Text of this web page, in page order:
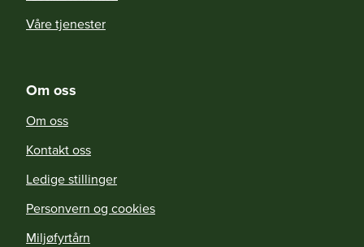
Våre tjenester
Om oss
Om oss
Kontakt oss
Ledige stillinger
Personvern og cookies
Miljøfyrtårn